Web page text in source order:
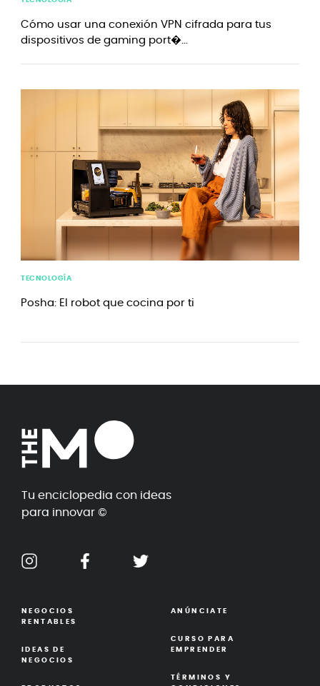
Cómo usar una conexión VPN cifrada para tus
dispositivos de gaming port�...
TECNOLOGÍA
Posha: El robot que cocina por ti
Tu enciclopedia con ideas
para innovar ©
NEGOCIOS
RENTABLES
IDEAS DE
NEGOCIOS
ANÚNCIATE
CURSO PARA
EMPRENDER
TÉRMINOS Y